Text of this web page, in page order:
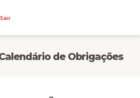
Sair
de Obrigações